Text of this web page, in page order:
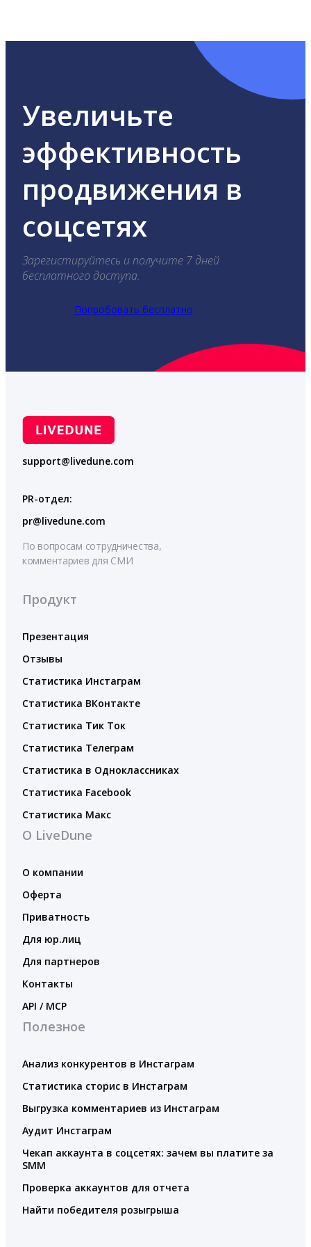
Увеличьте
эффективность
продвижения в
соцсетях
Зарегистируйтесь и получите 7 дней
бесплатного доступа.
Попробовать бесплатно
support@livedune.com
PR-отдел:
pr@livedune.com
По вопросам сотрудничества,
комментариев для СМИ
Продукт
Презентация
Отзывы
Статистика Инстаграм
Статистика ВКонтакте
Статистика Тик Ток
Статистика Телеграм
Статистика в Одноклассниках
Статистика Facebook
Статистика Макс
О LiveDune
О компании
Оферта
Приватность
Для юр.лиц
Для партнеров
Контакты
API / MCP
Полезное
Анализ конкурентов в Инстаграм
Статистика сторис в Инстаграм
Выгрузка комментариев из Инстаграм
Аудит Инстаграм
Чекап аккаунта в соцсетях: зачем вы платите за
SMM
Проверка аккаунтов для отчета
Найти победителя розыгрыша